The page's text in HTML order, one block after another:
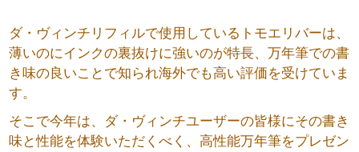
ダ・ヴィンチリフィルで使用しているトモエリバーは、
薄いのにインクの裏抜けに強いのが特長、万年筆での書
き味の良いことで知られ海外でも高い評価を受けていま
す。
そこで今年は、ダ・ヴィンチユーザーの皆様にその書き
味と性能を体験いただくべく、高性能万年筆をプレゼン